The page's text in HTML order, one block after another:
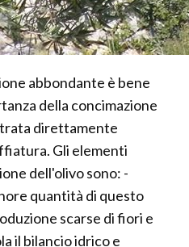
abbondante è bene
della concimazione
direttamente
Gli elementi
dell'olivo sono: -
quantità di questo
scarse di fiori e
il bilancio idrico e